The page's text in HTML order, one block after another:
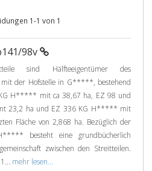
1-1 von 1
98v
sind Hälfteeigentümer des
mit der Hofstelle in G*****, bestehend
H***** mit ca 38,67 ha, EZ 98 und
23,2 ha und EZ 336 KG H***** mit
Fläche von 2,868 ha. Bezüglich der
besteht eine grundbücherlich
zwischen den Streitteilen.
mehr lesen...